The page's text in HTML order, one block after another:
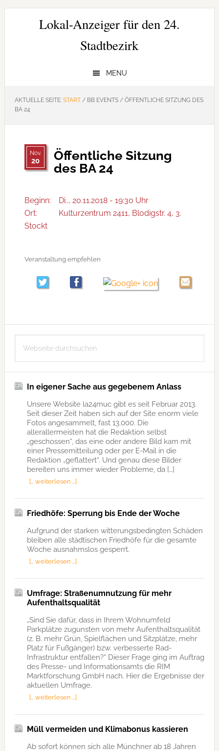
Zur
Hauptnavigation
Zum
Zur
SeitenspalteLokal-Anzeiger für den 24.
Stadtbezirk
MENU
AKTUELLE SEITE: START /BB EVENTS /ÖFFENTLICHE SITZUNG DES
BA 24
Nov.
20
Öffentliche Sitzung
des BA 24
Beginn:
Di.., 20.11.2018 - 19:30 Uhr
Ort:
Kulturzentrum 2411, Blodigstr. 4, 3.
Stockt
Veranstaltung empfehlen
Seitenspalte
durchsuchen
In eigener Sache aus gegebenem Anlass
Unsere Website la24muc gibt es seit Februar 2013.
Seit dieser Zeit haben sich auf der Site enorm viele
Fotos angesammelt, fast 13.000. Die
allerallermeisten hat die Redaktion selbst
„geschossen“, das eine oder andere Bild kam mit
einer Pressemitteilung oder per E-Mail in die
Redaktion „geflattert“. Und genau diese Bilder
bereiten uns immer wieder Probleme, da […]
[… weiterlesen …]
Friedhöfe: Sperrung bis Ende der Woche
Aufgrund der starken witterungsbedingten Schäden
bleiben alle städtischen Friedhöfe für die gesamte
Woche ausnahmslos gesperrt.
[… weiterlesen …]
Umfrage: Straßenumnutzung für mehr
Aufenthaltsqualität
„Sind Sie dafür, dass in Ihrem Wohnumfeld
Parkplätze zugunsten von mehr Aufenthaltsqualität
(z. B. mehr Grün, Spielflächen und Sitzplätze, mehr
Platz für Fußgänger) bzw. verbesserte Rad-
Infrastruktur entfallen?“ Dieser Frage ging im Auftrag
des Presse- und Informationsamts die RIM
Marktforschung GmbH nach. Hier die Ergebnisse der
aktuellen Umfrage.
[… weiterlesen …]
Müll vermeiden und Klimabonus kassieren
Ab sofort können sich alle Münchner ab 18 Jahren